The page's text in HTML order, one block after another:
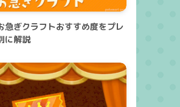
急ぎクラフトおすすめ度をプレ
に解説